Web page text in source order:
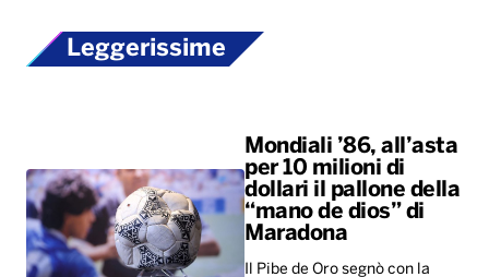
Leggerissime
Mondiali ’86, all’asta
per 10 milioni di
dollari il pallone della
“mano de dios” di
Maradona
Il Pibe de Oro segnò con la